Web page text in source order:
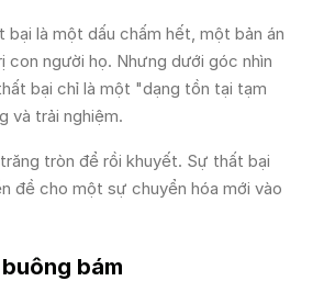
bại là một dấu chấm hết, một bản án
con người họ. Nhưng dưới góc nhìn
bại chỉ là một "dạng tồn tại tạm
và trải nghiệm.
tròn để rồi khuyết. Sự thất bại
đề cho một sự chuyển hóa mới vào
bám